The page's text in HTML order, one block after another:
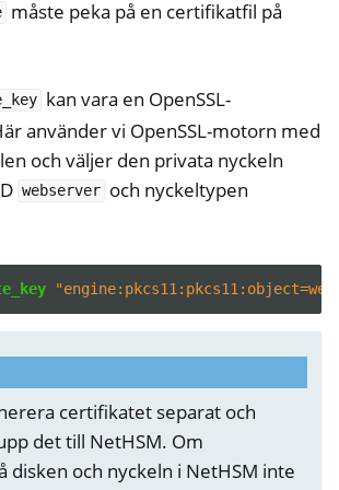
måste peka på en certifikatfil på
kan vara en OpenSSL-
använder vi OpenSSL-motorn med
och väljer den privata nyckeln
webserver och nyckeltypen
certifikatet separat och
det till NetHSM. Om
disken och nyckeln i NetHSM inte